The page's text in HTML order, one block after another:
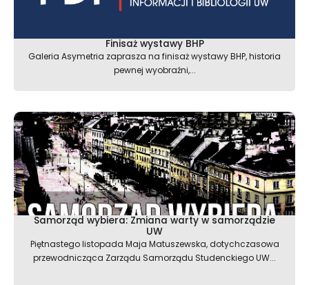
Finisaż wystawy BHP
Galeria Asymetria zaprasza na finisaż wystawy BHP, historia
pewnej wyobraźni,...
Samorząd wybiera: Zmiana warty w samorządzie
UW
Piętnastego listopada Maja Matuszewska, dotychczasowa
przewodnicząca Zarządu Samorządu Studenckiego UW...